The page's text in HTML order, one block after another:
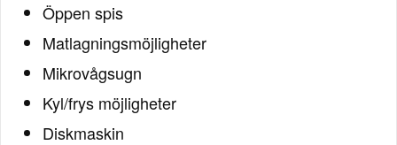
Öppen spis
Matlagningsmöjligheter
Mikrovågsugn
Kyl/frys möjligheter
Diskmaskin